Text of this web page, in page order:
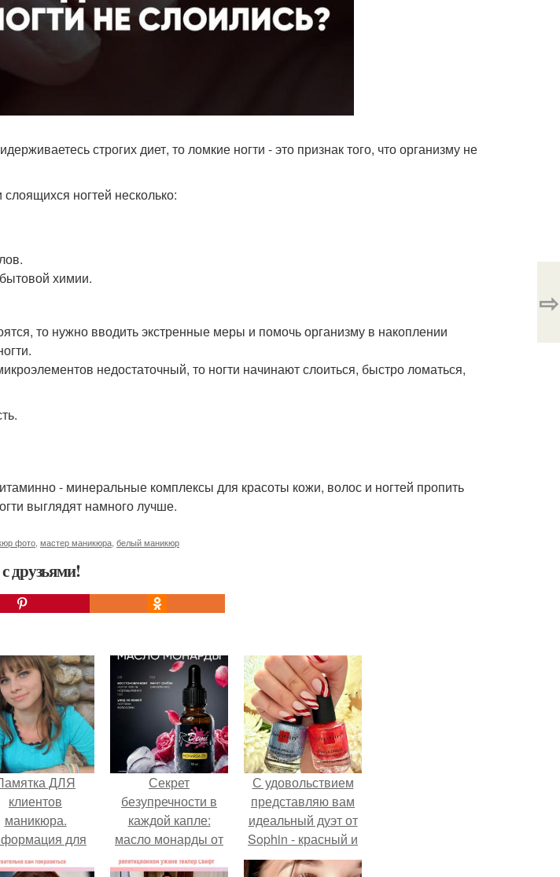
строгих диет, то ломкие ногти - это признак того, что организму не
ногтей несколько:
химии.
то нужно вводить экстренные меры и помочь организму в накоплении
недостаточный, то ногти начинают слоиться, быстро ломаться,
- минеральные комплексы для красоты кожи, волос и ногтей пропить
выглядят намного лучше.
фото мастер маникюра белый маникюр
друзьями!
⇨
ДЛЯ
клиентов
маникюра.
для
дорогих и
Секрет
безупречности в
каждой капле:
масло монарды от
Demi Sweet.
С удовольствием
представляю вам
идеальный дуэт от
Sophin - красный и
синий оттенки Sand